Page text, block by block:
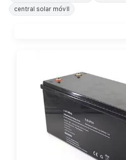
central solar móvil